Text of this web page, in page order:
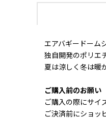
エアバギードーム
独自開発のポリエ
夏は涼しく冬は暖
ご購入前のお願い
ご購入の際にサイ
ご決済前にショッ